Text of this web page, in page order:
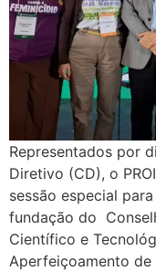
Representados por
Diretivo (CD), o
sessão especial
fundação do
Científico e
Aperfeiçoamento de